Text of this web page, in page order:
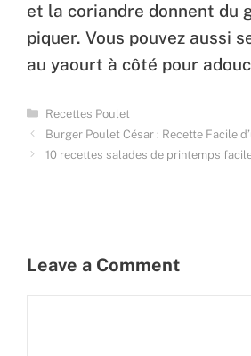
et la coriandre donnent du
piquer. Vous pouvez aussi
au yaourt à côté pour
Categories
Recettes Poulet
Burger Poulet César : Recette Facile
10 recettes salades de printemps
Leave a Comment